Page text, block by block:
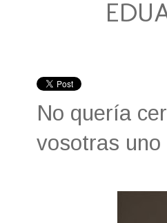
No quería
vosotras